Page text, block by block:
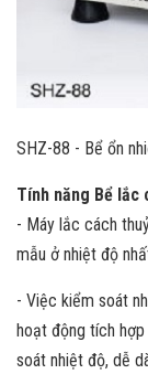
SHZ-88 - Bể ổn
Tính năng Bể lắc
- Máy lắc cách
mẫu ở nhiệt độ
- Việc kiểm soát
hoạt động tích hợp
soát nhiệt độ, dễ